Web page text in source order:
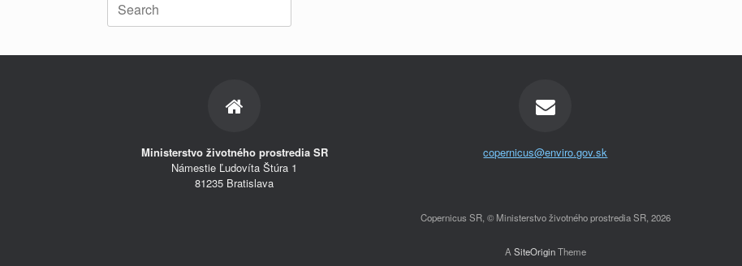
for:
Ministerstvo životného prostredia SR
Námestie Ľudovíta Štúra 1
81235 Bratislava
copernicus@enviro.gov.sk
Copernicus SR, © Ministerstvo životného prostredia SR, 2026
A SiteOriginTheme